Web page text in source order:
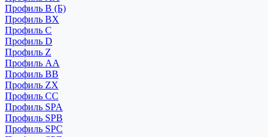
Профиль B (Б)
Профиль BX
Профиль C
Профиль D
Профиль Z
Профиль АА
Профиль BB
Профиль ZX
Профиль CC
Профиль SPA
Профиль SPB
Профиль SPC